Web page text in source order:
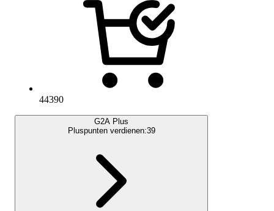
44390
G2A Plus
Pluspunten verdienen:39